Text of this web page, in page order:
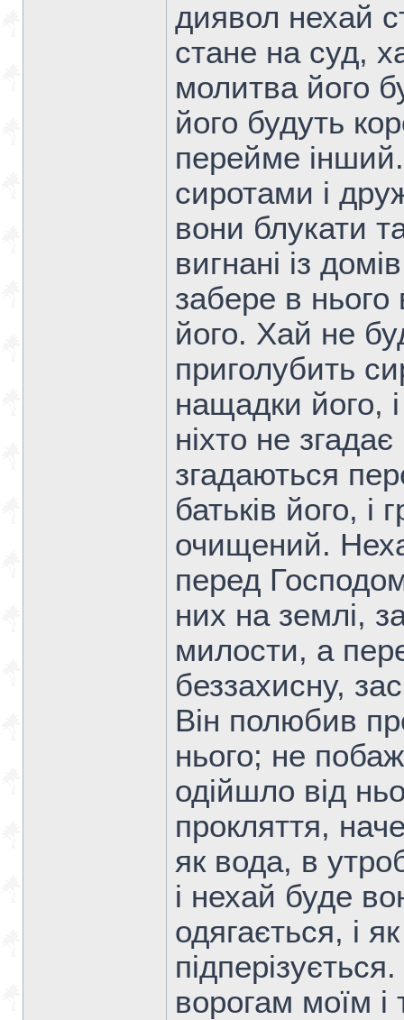
диявол нехай
стане на суд,
молитва його
його будуть
перейме
сиротами і
вони блукати
вигнані із
забере в нього
його. Хай не
приголубить
нащадки його,
ніхто не
згадаються
батьків його, і
очищений.
перед
них на землі,
милости, а
беззахисну,
Він полюбив
нього; не
одійшло від
прокляття,
як вода, в
і нехай буде
одягається, і
ворогам моїм